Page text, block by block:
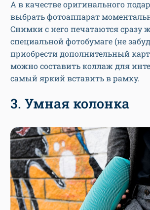
А в качестве оригинального
выбрать фотоаппарат
Снимки с него печатаются сразу
специальной фотобумаге (не
приобрести дополнительный
можно составить коллаж для
самый яркий вставить в рамку.
3. Умная колонка